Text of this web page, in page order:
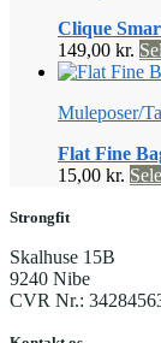
Clique
149,00 kr.
Muleposer/
Flat Fine
15,00 kr.
Strongfit
Skalhuse 15B
9240 Nibe
CVR Nr.: